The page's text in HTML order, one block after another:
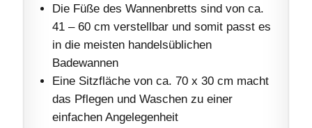
Die Füße des Wannenbretts sind von ca.
41 – 60 cm verstellbar und somit passt es
in die meisten handelsüblichen
Badewannen
Eine Sitzfläche von ca. 70 x 30 cm macht
das Pflegen und Waschen zu einer
einfachen Angelegenheit